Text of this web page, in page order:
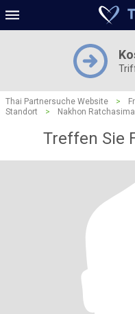
Thai Partnersuche Website >
Standort
> Nakhon Ratchasima
Treffen Sie